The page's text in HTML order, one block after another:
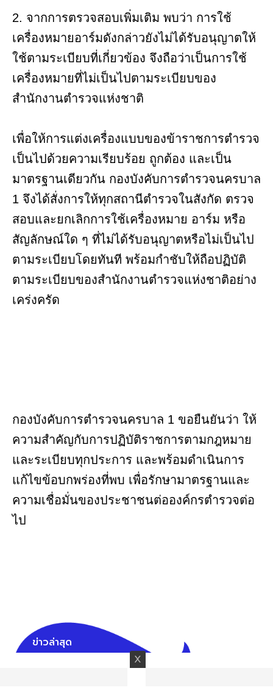
2. จากการตรวจสอบเพิ่มเติม พบว่า การใช้
เครื่องหมายอาร์มดังกล่าวยังไม่ได้รับอนุญาตให้
ใช้ตามระเบียบที่เกี่ยวข้อง จึงถือว่าเป็นการใช้
เครื่องหมายที่ไม่เป็นไปตามระเบียบของ
สำนักงานตำรวจแห่งชาติ
เพื่อให้การแต่งเครื่องแบบของข้าราชการตำรวจ
เป็นไปด้วยความเรียบร้อย ถูกต้อง และเป็น
มาตรฐานเดียวกัน กองบังคับการตำรวจนครบาล
1 จึงได้สั่งการให้ทุกสถานีตำรวจในสังกัด ตรวจ
สอบและยกเลิกการใช้เครื่องหมาย อาร์ม หรือ
สัญลักษณ์ใด ๆ ที่ไม่ได้รับอนุญาตหรือไม่เป็นไป
ตามระเบียบโดยทันที พร้อมกำชับให้ถือปฏิบัติ
ตามระเบียบของสำนักงานตำรวจแห่งชาติอย่าง
เคร่งครัด
กองบังคับการตำรวจนครบาล 1 ขอยืนยันว่า ให้
ความสำคัญกับการปฏิบัติราชการตามกฎหมาย
และระเบียบทุกประการ และพร้อมดำเนินการ
แก้ไขข้อบกพร่องที่พบ เพื่อรักษามาตรฐานและ
ความเชื่อมั่นของประชาชนต่อองค์กรตำรวจต่อ
ไป
ข่าวล่าสุด